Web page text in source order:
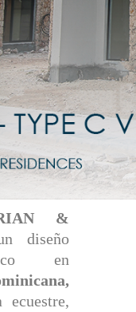
&
diseño
en